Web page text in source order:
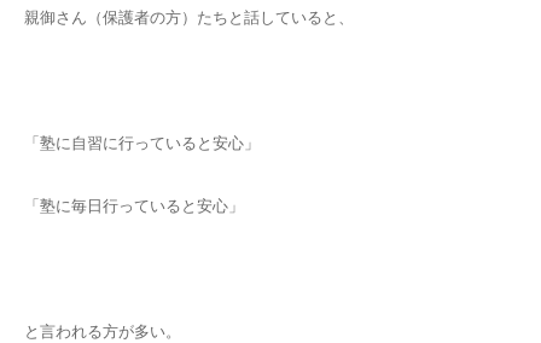
親御さん（保護者の方）たちと話していると、
「塾に自習に行っていると安心」
「塾に毎日行っていると安心」
と言われる方が多い。